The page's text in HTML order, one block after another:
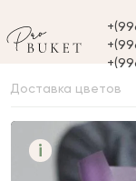
Доставка цветов
i